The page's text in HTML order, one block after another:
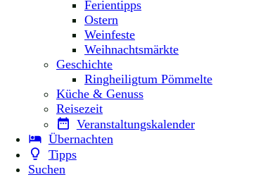
Ferientipps
Ostern
Weinfeste
Weihnachtsmärkte
Geschichte
Ringheiligtum Pömmelte
Küche & Genuss
Reisezeit
Veranstaltungskalender
Übernachten
Tipps
Suchen